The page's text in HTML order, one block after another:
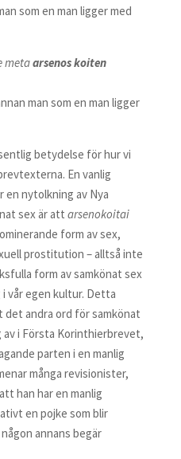
som en man ligger med
metaarsenos koiten
man som en man ligger
betydelse för hur vi
En vanlig
en nytolkning av Nya
sex är att arsenokoitai
form av sex,
prostitution – alltså inte
form av samkönat sex
vår egen kultur. Detta
andra ord för samkönat
av i Första Korinthierbrevet,
parten i en manlig
många revisionister,
han har en manlig
en pojke som blir
annans begär